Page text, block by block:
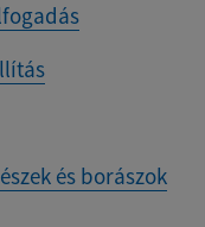
és borászok